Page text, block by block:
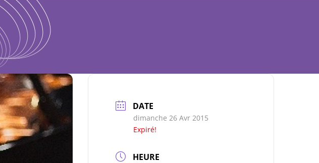
DATE
dimanche 26 Avr 2015
Expiré!
HEURE